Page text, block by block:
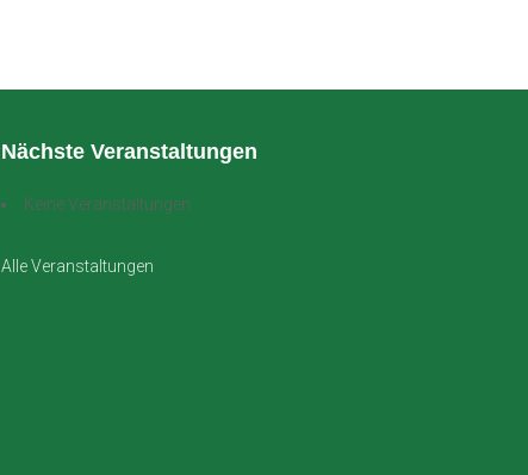
Nächste Veranstaltungen
Keine Veranstaltungen
Alle Veranstaltungen